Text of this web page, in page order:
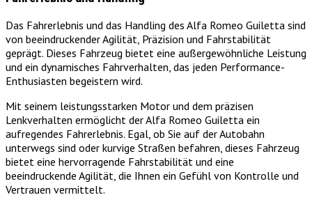
Das Fahrerlebnis und das Handling des Alfa Romeo Guiletta sind
von beeindruckender Agilität, Präzision und Fahrstabilität
geprägt. Dieses Fahrzeug bietet eine außergewöhnliche Leistung
und ein dynamisches Fahrverhalten, das jeden Performance-
Enthusiasten begeistern wird.
Mit seinem leistungsstarken Motor und dem präzisen
Lenkverhalten ermöglicht der Alfa Romeo Guiletta ein
aufregendes Fahrerlebnis. Egal, ob Sie auf der Autobahn
unterwegs sind oder kurvige Straßen befahren, dieses Fahrzeug
bietet eine hervorragende Fahrstabilität und eine
beeindruckende Agilität, die Ihnen ein Gefühl von Kontrolle und
Vertrauen vermittelt.